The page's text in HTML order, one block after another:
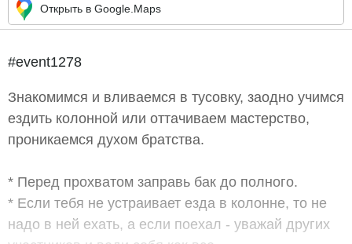
Открыть в Google.Maps
#event1278
Знакомимся и вливаемся в тусовку, заодно учимся
ездить колонной или оттачиваем мастерство,
проникаемся духом братства.
* Перед прохватом заправь бак до полного.
* Если тебя не устраивает езда в колонне, то не
надо в ней ехать, а если поехал - уважай других